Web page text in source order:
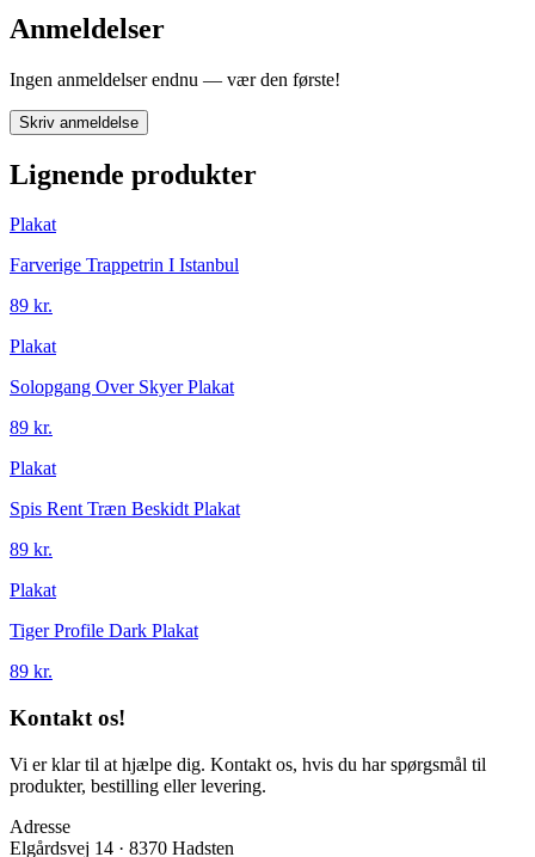
Anmeldelser
Ingen anmeldelser endnu — vær den første!
Skriv anmeldelse
Lignende produkter
Plakat
Farverige Trappetrin I Istanbul
89 kr.
Plakat
Solopgang Over Skyer Plakat
89 kr.
Plakat
Spis Rent Træn Beskidt Plakat
89 kr.
Plakat
Tiger Profile Dark Plakat
89 kr.
Kontakt os!
Vi er klar til at hjælpe dig. Kontakt os, hvis du har spørgsmål til
produkter, bestilling eller levering.
Adresse
Elgårdsvej 14 · 8370 Hadsten